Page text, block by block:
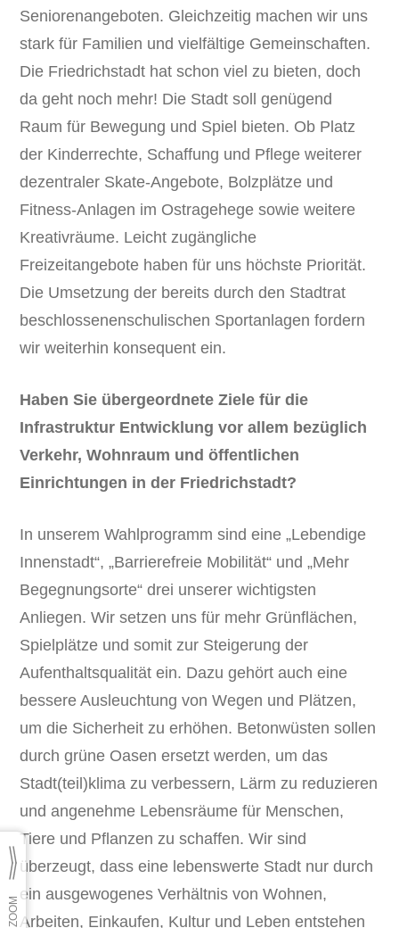
Seniorenangeboten. Gleichzeitig machen wir uns
stark für Familien und vielfältige Gemeinschaften.
Die Friedrichstadt hat schon viel zu bieten, doch
da geht noch mehr! Die Stadt soll genügend
Raum für Bewegung und Spiel bieten. Ob Platz
der Kinderrechte, Schaffung und Pflege weiterer
dezentraler Skate-Angebote, Bolzplätze und
Fitness-Anlagen im Ostragehege sowie weitere
Kreativräume. Leicht zugängliche
Freizeitangebote haben für uns höchste Priorität.
Die Umsetzung der bereits durch den Stadtrat
beschlossenenschulischen Sportanlagen fordern
wir weiterhin konsequent ein.
Haben Sie übergeordnete Ziele für die
Infrastruktur Entwicklung vor allem bezüglich
Verkehr, Wohnraum und öffentlichen
Einrichtungen in der Friedrichstadt?
In unserem Wahlprogramm sind eine „Lebendige
Innenstadt“, „Barrierefreie Mobilität“ und „Mehr
Begegnungsorte“ drei unserer wichtigsten
Anliegen. Wir setzen uns für mehr Grünflächen,
Spielplätze und somit zur Steigerung der
Aufenthaltsqualität ein. Dazu gehört auch eine
bessere Ausleuchtung von Wegen und Plätzen,
um die Sicherheit zu erhöhen. Betonwüsten sollen
durch grüne Oasen ersetzt werden, um das
Stadt(teil)klima zu verbessern, Lärm zu reduzieren
und angenehme Lebensräume für Menschen,
Tiere und Pflanzen zu schaffen. Wir sind
überzeugt, dass eine lebenswerte Stadt nur durch
ein ausgewogenes Verhältnis von Wohnen,
Arbeiten, Einkaufen, Kultur und Leben entstehen